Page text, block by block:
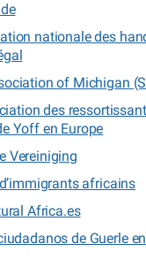
nationale des
of Michigan
des
Yoff en Europe
Vereiniging
africains
Africa.es
de Guerle